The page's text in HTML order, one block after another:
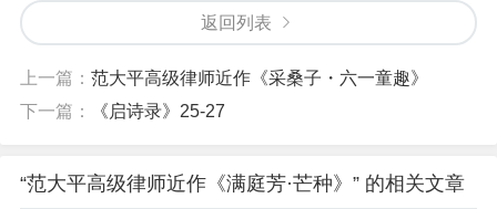
法律问题精解》（中国建筑工业出版社）
《建筑企业合规经营及风险防范》（中国建
筑工业出版社）等几本专著。手机：135155
返回列表
上一篇： 范大平高级律师近作《采桑子・六一童趣》
下一篇：
《启诗录》25-27
“范大平高级律师近作《满庭芳·芒种》” 的相关文章